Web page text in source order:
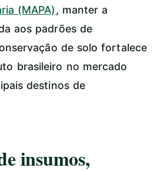
(MAPA), manter a
aos padrões de
de solo fortalece
brasileiro no mercado
destinos de
insumos,